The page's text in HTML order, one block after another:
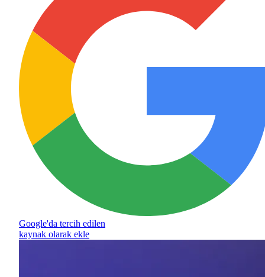
Google'da tercih edilen
kaynak olarak ekle